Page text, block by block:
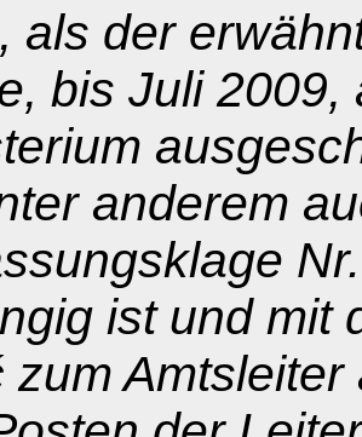
als der
bis Juli
anderem
ist und mit
zum